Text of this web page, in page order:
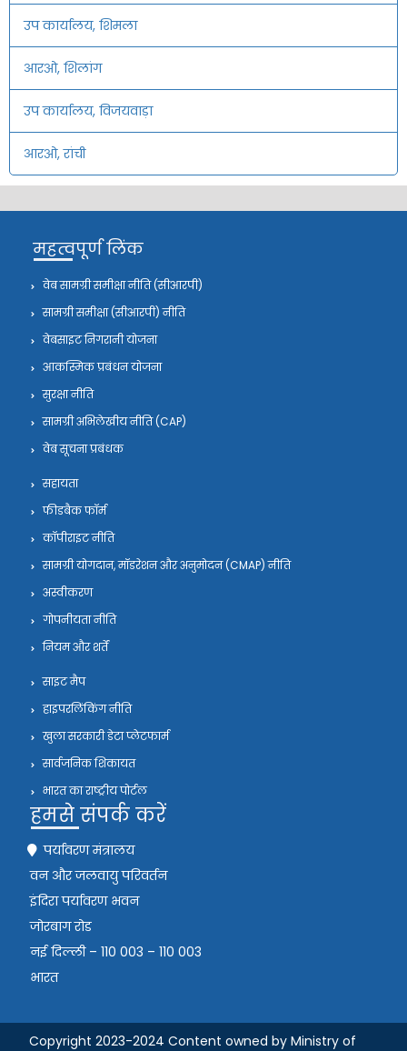
उप कार्यालय, शिमला
आरओ, शिलांग
उप कार्यालय, विजयवाड़ा
आरओ, रांची
महत्वपूर्ण लिंक
वेब सामग्री समीक्षा नीति (सीआरपी)
सामग्री समीक्षा (सीआरपी) नीति
वेबसाइट निगरानी योजना
आकस्मिक प्रबंधन योजना
सुरक्षा नीति
सामग्री अभिलेखीय नीति (CAP)
वेब सूचना प्रबंधक
सहायता
फीडबैक फॉर्म
कॉपीराइट नीति
सामग्री योगदान, मॉडरेशन और अनुमोदन (CMAP) नीति
अस्वीकरण
गोपनीयता नीति
नियम और शर्तें
साइट मैप
हाइपरलिंकिंग नीति
खुला सरकारी डेटा प्लेटफार्म
सार्वजनिक शिकायत
भारत का राष्ट्रीय पोर्टल
हमसे संपर्क करें
पर्यावरण मंत्रालय
वन और जलवायु परिवर्तन
इंदिरा पर्यावरण भवन
जोरबाग रोड
नई दिल्ली – 110 003 – 110 003
भारत
Copyright 2023-2024 Content owned by Ministry of